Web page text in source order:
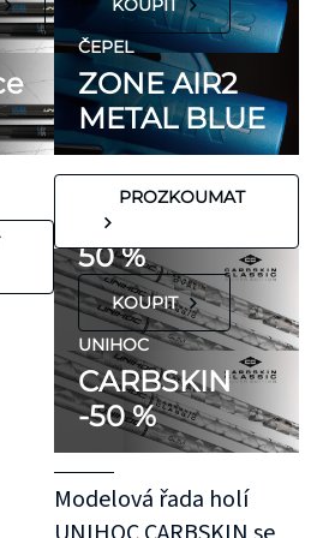
ČEPEL
ZONE AIR2
METAL BLUE
PROZKOUMAT
FLORBALOVÉ HOLE
UNIHOC
CARBSKIN
SE SLEVOU
50 %
KOUPIT
UNIHOC
CARBSKIN
-50 %
Modelová řada holí
ani přírodní
kaučuk. Obsahují
minimum
potenciálně
nežádoucích látek,
které mohou
vyvolat alergické
reakce. Pokud ale
víte, že máte velmi
citlivou pokožku,
doporučujeme
otestovat malý
kousek KT pásky
aplikovaný bez
roztažení nejprve
na oblast se